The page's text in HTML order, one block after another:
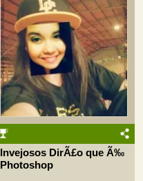
Invejosos DirÃ£o que Ã‰
Photoshop